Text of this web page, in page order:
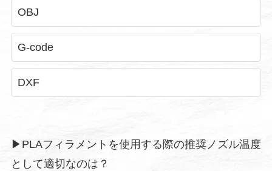
OBJ
G-code
DXF
▶︎PLAフィラメントを使用する際の推奨ノズル温度
として適切なのは？